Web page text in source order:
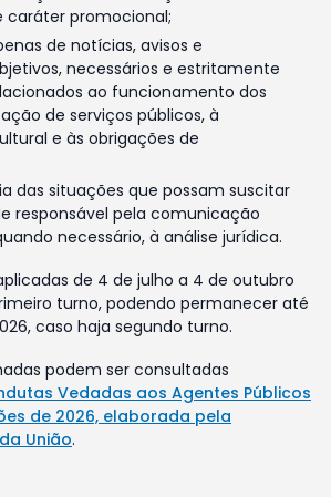
caráter promocional;
de notícias, avisos e
necessários e estritamente
ao funcionamento dos
de serviços públicos, à
e às obrigações de
das situações que possam suscitar
responsável pela comunicação
necessário, à análise jurídica.
de 4 de julho a 4 de outubro
turno, podendo permanecer até
caso haja segundo turno.
podem ser consultadas
Vedadas aos Agentes Públicos
de 2026, elaborada pela
União.